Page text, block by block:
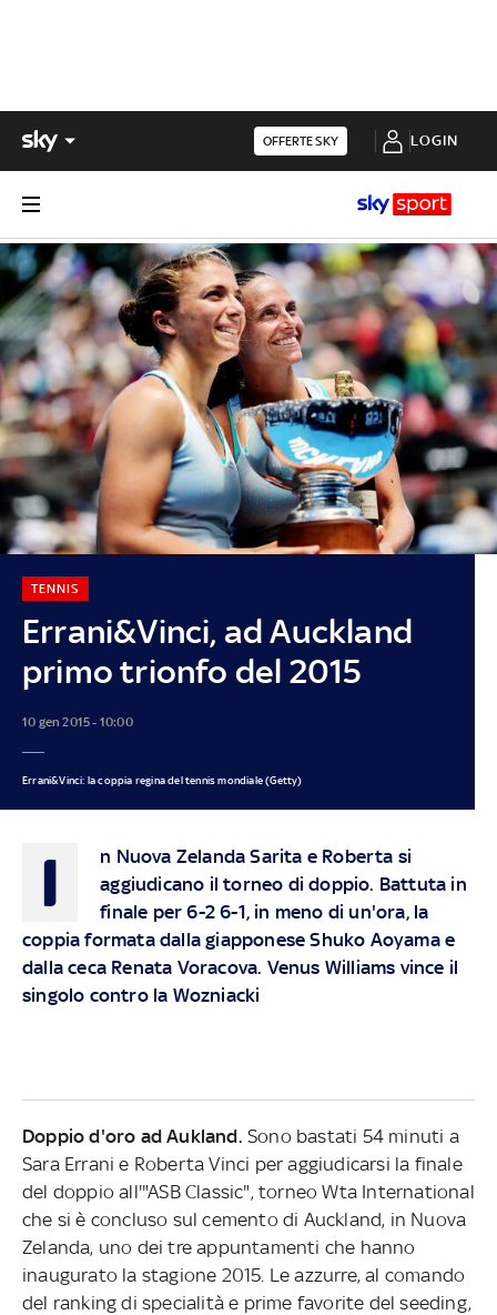
OFFERTE SKY LOGIN
Errani&Vinci, ad Auckland
primo trionfo del 2015
TENNIS
10 gen 2015 - 10:00
Errani&Vinci: la coppia regina del tennis mondiale (Getty)
I
n Nuova Zelanda Sarita e Roberta si
aggiudicano il torneo di doppio. Battuta in
finale per 6-2 6-1, in meno di un'ora, la
coppia formata dalla giapponese Shuko Aoyama e
dalla ceca Renata Voracova. Venus Williams vince il
singolo contro la Wozniacki
Doppio d'oro ad Aukland. Sono bastati 54 minuti a
Sara Errani e Roberta Vinci per aggiudicarsi la finale
del doppio all'"ASB Classic", torneo Wta International
che si è concluso sul cemento di Auckland, in Nuova
Zelanda, uno dei tre appuntamenti che hanno
inaugurato la stagione 2015. Le azzurre, al comando
del ranking di specialità e prime favorite del seeding,